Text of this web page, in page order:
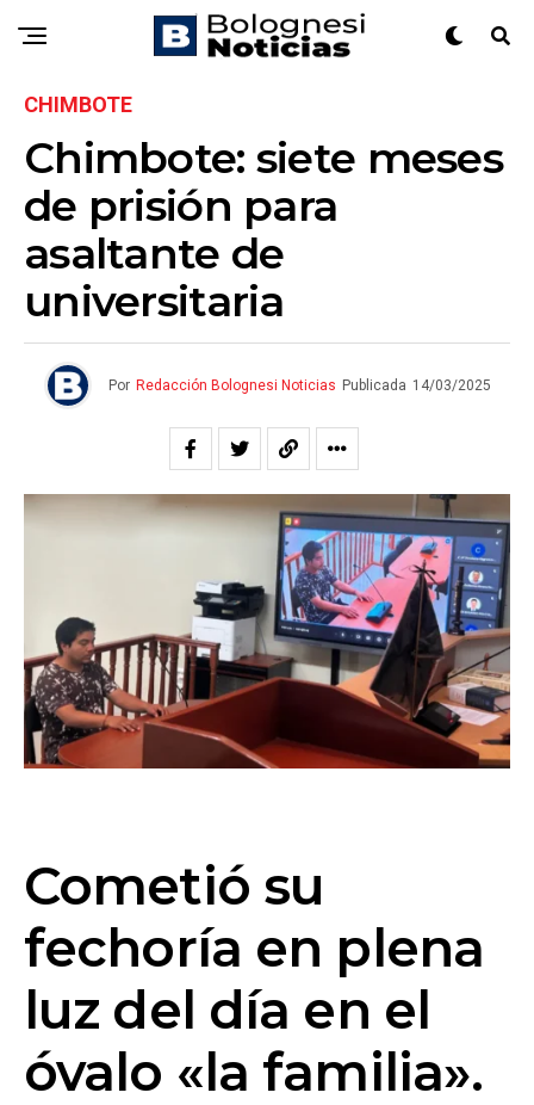
CHIMBOTE
Chimbote: siete meses
de prisión para
asaltante de
universitaria
Por Redacción Bolognesi Noticias Publicada 14/03/2025
Cometió su
fechoría en plena
luz del día en el
óvalo «la familia».